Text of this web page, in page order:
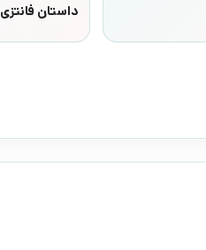
داستان فانتزی